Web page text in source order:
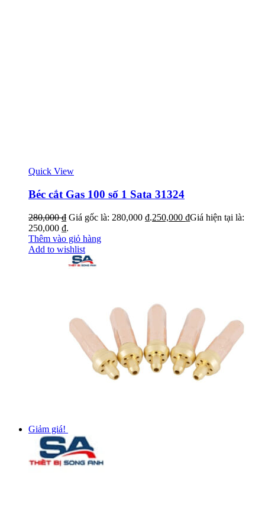
Quick View
Béc cắt Gas 100 số 1 Sata 31324
280,000₫ Giá gốc là: 280,000 ₫.250,000 ₫Giá hiện tại là:
250,000 ₫.
Thêm vào giỏ hàng
Add to wishlist
Giảm giá!